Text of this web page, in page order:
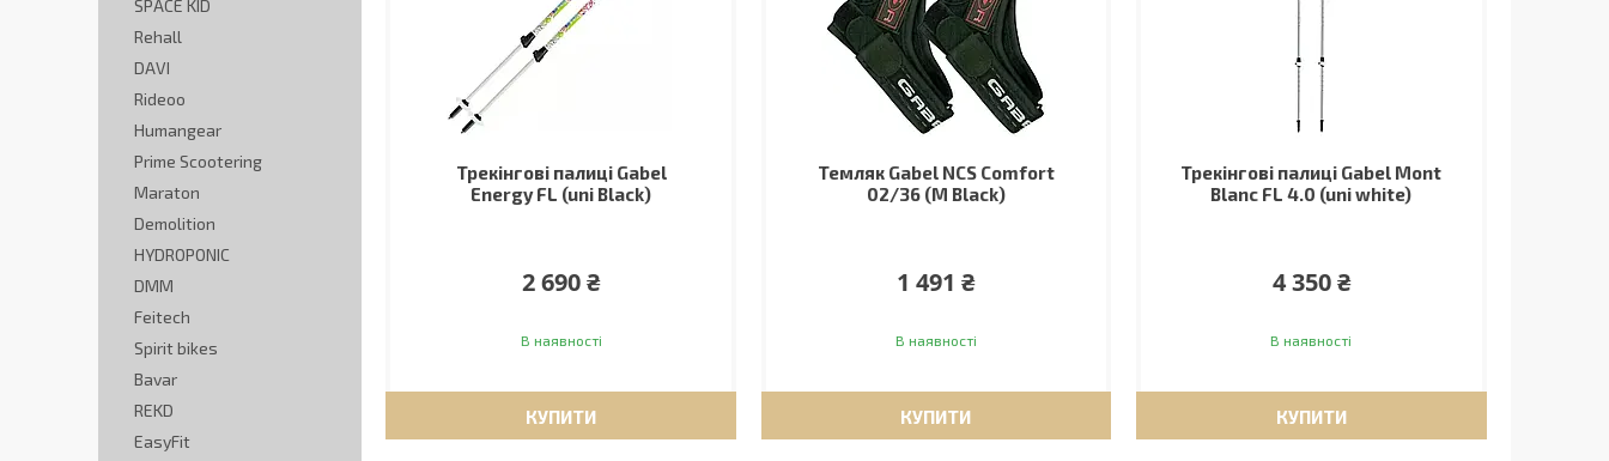
Трекінгові палиці Gabel
Energy FL (uni Black)
2 690 ₴
В наявності
КУПИТИ
Темляк Gabel NCS Comfort
02/36 (M Black)
1 491 ₴
В наявності
КУПИТИ
Трекінгові палиці Gabel Mont
Blanc FL 4.0 (uni white)
4 350 ₴
В наявності
КУПИТИ
SPACE KID
Rehall
DAVI
Rideoo
Humangear
Prime Scootering
Maraton
Demolition
HYDROPONIC
DMM
Feitech
Spirit bikes
Bavar
REKD
EasyFit